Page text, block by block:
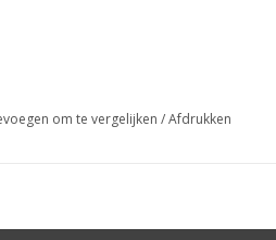
om te vergelijken /Afdrukken